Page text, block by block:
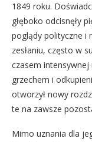
1849 roku.
głęboko odcisnęły
poglądy polityczne i
zesłaniu, często w
czasem
grzechem i
otworzył nowy
te na zawsze
Mimo uznania dla